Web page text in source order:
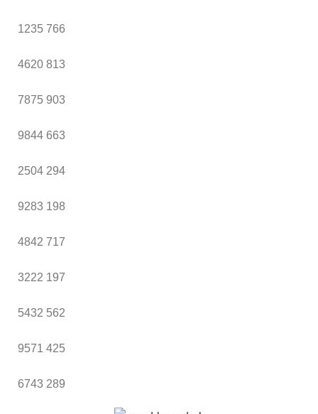
1235 766
4620 813
7875 903
9844 663
2504 294
9283 198
4842 717
3222 197
5432 562
9571 425
6743 289